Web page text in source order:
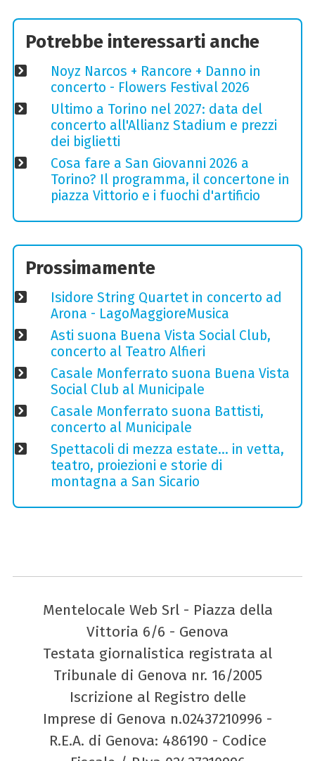
Potrebbe interessarti anche
Noyz Narcos + Rancore + Danno in
concerto - Flowers Festival 2026
Ultimo a Torino nel 2027: data del
concerto all'Allianz Stadium e prezzi
dei biglietti
Cosa fare a San Giovanni 2026 a
Torino? Il programma, il concertone in
piazza Vittorio e i fuochi d'artificio
Prossimamente
Isidore String Quartet in concerto ad
Arona - LagoMaggioreMusica
Asti suona Buena Vista Social Club,
concerto al Teatro Alfieri
Casale Monferrato suona Buena Vista
Social Club al Municipale
Casale Monferrato suona Battisti,
concerto al Municipale
Spettacoli di mezza estate… in vetta,
teatro, proiezioni e storie di
montagna a San Sicario
Mentelocale Web Srl - Piazza della
Vittoria 6/6 - Genova
Testata giornalistica registrata al
Tribunale di Genova nr. 16/2005
Iscrizione al Registro delle
Imprese di Genova n.02437210996 -
R.E.A. di Genova: 486190 - Codice